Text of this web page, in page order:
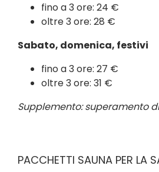
fino a 3 ore: 24 €
oltre 3 ore: 28 €
Sabato, domenica, festivi
fino a 3 ore: 27 €
oltre 3 ore: 31 €
Supplemento: superamento
PACCHETTI SAUNA PER LA